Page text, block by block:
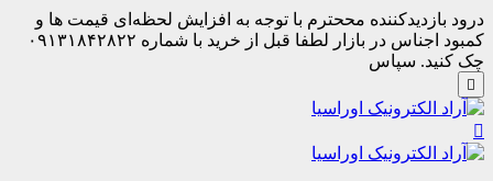
درود بازدیدکننده مححترم با توجه به افزایش لحظه‌ای قیمت ها و
کمبود اجناس در بازار لطفا قبل از خرید با شماره ۰۹۱۳۱۸۴۲۸۲۲
چک کنید. سپاس